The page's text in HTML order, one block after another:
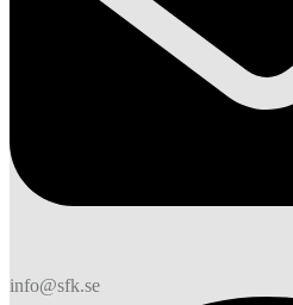
info@sfk.se